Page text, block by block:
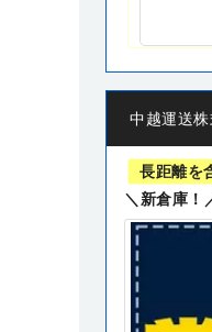
中越運送
長距離を
＼新倉庫！